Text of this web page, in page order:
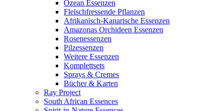
Ozean Essenzen
Fleischfressende Pflanzen
Afrikanisch-Kanarische Essenzen
Amazonas Orchideen Essenzen
Rosenessenzen
Pilzessenzen
Weitere Essenzen
Komplettsets
Sprays & Cremes
Bücher & Karten
Ray Project
South African Essences